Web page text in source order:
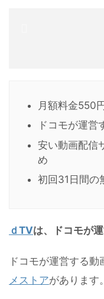
月額料金550
ドコモが運営
安い動画配信
め
初回31日間の
ｄTVは、ドコモが
ドコモが運営する
メストアがあります。